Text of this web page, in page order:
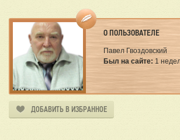
О ПОЛЬЗОВАТЕЛЕ
Павел Гвоздовский
Был на сайте: 1
ДОБАВИТЬ В ИЗБРАННОЕ